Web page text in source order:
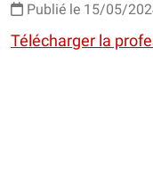
Publié le 15/05/
Télécharger la